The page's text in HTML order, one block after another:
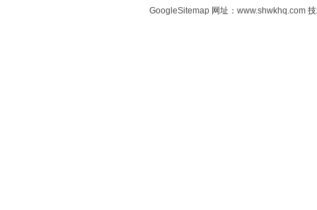
GoogleSitemap 网址：www.shwkhq.com